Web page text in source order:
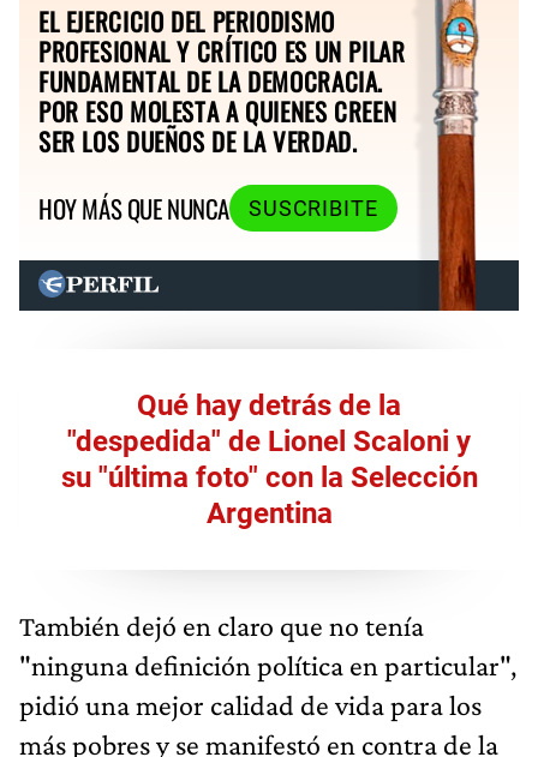
EL EJERCICIO DEL PERIODISMO
PROFESIONAL Y CRÍTICO ES UN PILAR
FUNDAMENTAL DE LA DEMOCRACIA.
POR ESO MOLESTA A QUIENES CREEN
SER LOS DUEÑOS DE LA VERDAD.
HOY MÁS QUE NUNCA
SUSCRIBITE
Qué hay detrás de la
"despedida" de Lionel Scaloni y
su "última foto" con la Selección
Argentina
También dejó en claro que no tenía
"ninguna definición política en particular",
pidió una mejor calidad de vida para los
más pobres y se manifestó en contra de la